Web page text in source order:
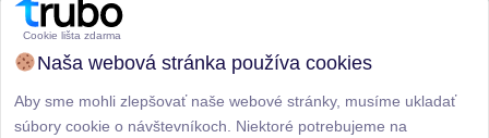
Zásady cookies
Pestujete izbové rastliny?
Pridajte sa k nám a my vám pošleme naše tipy na pestovanie a
Cookie lišta zdarma
Naša webová stránka používa cookies
Aby sme mohli zlepšovať naše webové stránky, musíme ukladať
súbory cookie o návštevníkoch. Niektoré potrebujeme na